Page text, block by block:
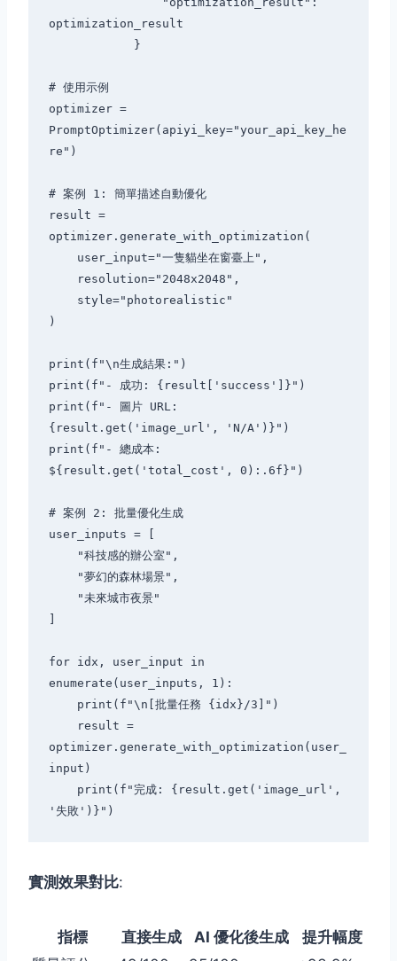
optimization_result
# 使用示例
optimizer =
PromptOptimizer(apiyi_key="your_api_key_he
re")
# 案例 1: 簡單描述自動優化
result =
optimizer.generate_with_optimization(
)
print(f"\n生成結果:")
print(f"- 成功: {result['success']}")
print(f"- 圖片 URL:
{result.get('image_url', 'N/A')}")
print(f"- 總成本:
${result.get('total_cost', 0):.6f}")
# 案例 2: 批量優化生成
user_inputs = [
]
for idx, user_input in
enumerate(user_inputs, 1):
optimizer.generate_with_optimization(user_
input)
實測效果對比:
指標 直接生成 AI 優化後生成
提升幅度